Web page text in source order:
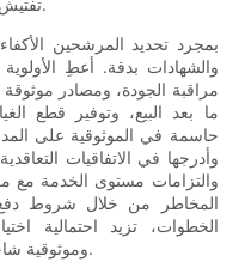
تفتيش من قبل جهات خارجية كلما أمكن ذلك.
بمجرد تحديد المرشحين
والشهادات بدقة. أعطِ
مراقبة الجودة، ومصادر
ما بعد البيع، وتوفير قطع
حاسمة في الموثوقية على
وأدرجها في الاتفاقيات
والتزامات مستوى الخدمة مع
المخاطر من خلال شروط دفع
الخطوات، تزيد احتمالية
وموثوقية شاحناتك الصغيرة المجنزرة لسنوات قادمة.